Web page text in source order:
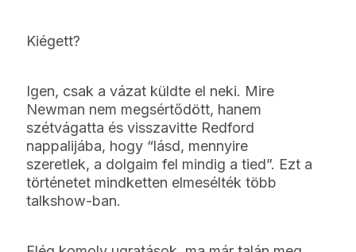
Kiégett?
Igen, csak a vázat küldte el neki. Mire
Newman nem megsértődött, hanem
szétvágatta és visszavitte Redford
nappalijába, hogy “lásd, mennyire
szeretlek, a dolgaim fel mindig a tied”. Ezt a
történetet mindketten elmesélték több
talkshow-ban.